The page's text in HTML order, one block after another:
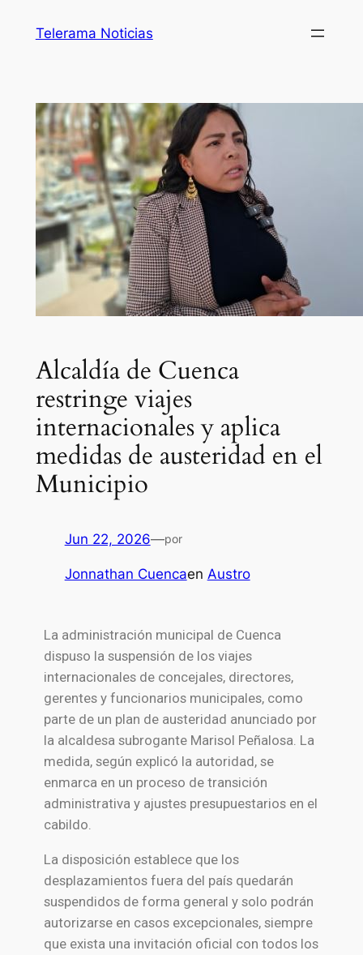
Telerama Noticias
Alcaldía de Cuenca
restringe viajes
internacionales y aplica
medidas de austeridad en el
Municipio
Jun 22, 2026—por
Jonnathan Cuencaen Austro
La administración municipal de Cuenca
dispuso la suspensión de los viajes
internacionales de concejales, directores,
gerentes y funcionarios municipales, como
parte de un plan de austeridad anunciado por
la alcaldesa subrogante Marisol Peñalosa. La
medida, según explicó la autoridad, se
enmarca en un proceso de transición
administrativa y ajustes presupuestarios en el
cabildo.
La disposición establece que los
desplazamientos fuera del país quedarán
suspendidos de forma general y solo podrán
autorizarse en casos excepcionales, siempre
que exista una invitación oficial con todos los